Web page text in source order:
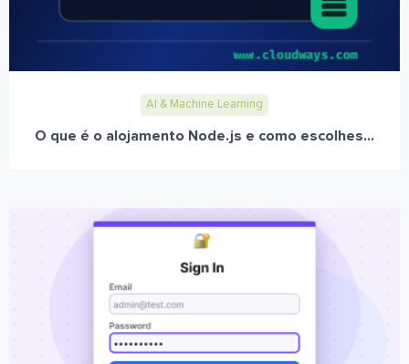
AI & Machine Learning
O que é o alojamento Node.js e como escolhes...